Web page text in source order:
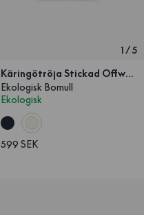
1/5
Käringötröja Stickad Offwhite Barn
Ekologisk Bomull
Ekologisk
599 SEK